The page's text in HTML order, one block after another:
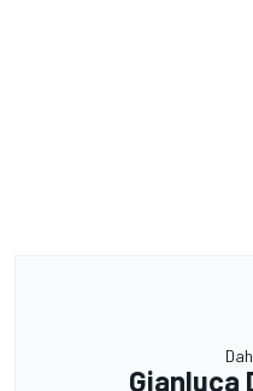
Gianluca